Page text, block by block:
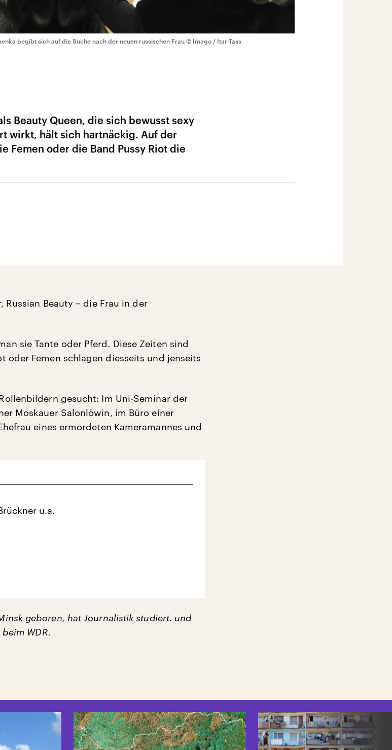
begibt sich auf die Suche nach der neuen russischen Frau © Imago / Itar-Tass
Beauty Queen, die sich bewusst sexy
wirkt, hält sich hartnäckig. Auf der
Femen oder die Band Pussy Riot die
Beauty – die Frau in der
sie Tante oder Pferd. Diese Zeiten sind
oder Femen schlagen diesseits und jenseits
gesucht: Im Uni-Seminar der
Moskauer Salonlöwin, im Büro einer
eines ermordeten Kameramannes und
u.a.
geboren, hat Journalistik studiert. und
WDR.